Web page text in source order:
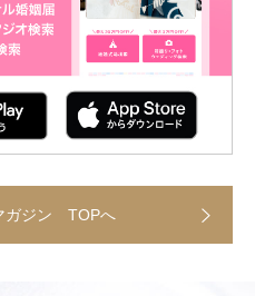
ガジン TOPへ